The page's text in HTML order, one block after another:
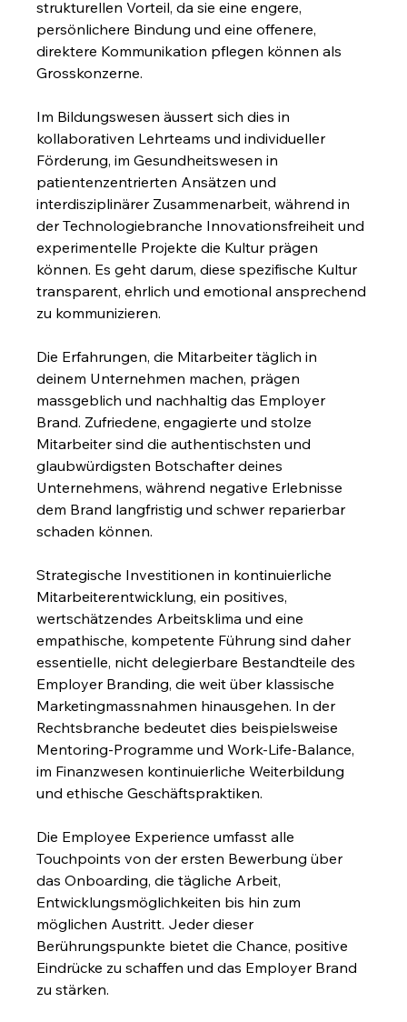
strukturellen Vorteil, da sie eine engere,
persönlichere Bindung und eine offenere,
direktere Kommunikation pflegen können als
Grosskonzerne.
Im Bildungswesen äussert sich dies in
kollaborativen Lehrteams und individueller
Förderung, im Gesundheitswesen in
patientenzentrierten Ansätzen und
interdisziplinärer Zusammenarbeit, während in
der Technologiebranche Innovationsfreiheit und
experimentelle Projekte die Kultur prägen
können. Es geht darum, diese spezifische Kultur
transparent, ehrlich und emotional ansprechend
zu kommunizieren.
Die Erfahrungen, die Mitarbeiter täglich in
deinem Unternehmen machen, prägen
massgeblich und nachhaltig das Employer
Brand. Zufriedene, engagierte und stolze
Mitarbeiter sind die authentischsten und
glaubwürdigsten Botschafter deines
Unternehmens, während negative Erlebnisse
dem Brand langfristig und schwer reparierbar
schaden können.
Strategische Investitionen in kontinuierliche
Mitarbeiterentwicklung, ein positives,
wertschätzendes Arbeitsklima und eine
empathische, kompetente Führung sind daher
essentielle, nicht delegierbare Bestandteile des
Employer Branding, die weit über klassische
Marketingmassnahmen hinausgehen. In der
Rechtsbranche bedeutet dies beispielsweise
Mentoring-Programme und Work-Life-Balance,
im Finanzwesen kontinuierliche Weiterbildung
und ethische Geschäftspraktiken.
Die Employee Experience umfasst alle
Touchpoints von der ersten Bewerbung über
das Onboarding, die tägliche Arbeit,
Entwicklungsmöglichkeiten bis hin zum
möglichen Austritt. Jeder dieser
Berührungspunkte bietet die Chance, positive
Eindrücke zu schaffen und das Employer Brand
zu stärken.